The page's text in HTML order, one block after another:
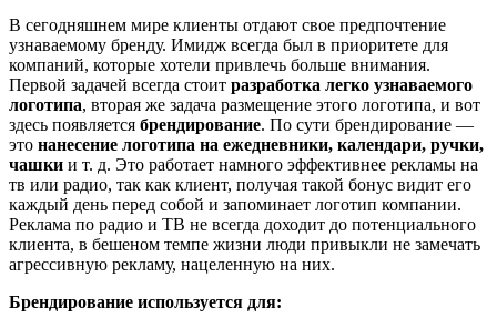
В сегодняшнем мире клиенты отдают свое предпочтение
узнаваемому бренду. Имидж всегда был в приоритете для
компаний, которые хотели привлечь больше внимания.
Первой задачей всегда стоит разработка легко узнаваемого
логотипа, вторая же задача размещение этого логотипа, и вот
здесь появляется брендирование. По сути брендирование —
это нанесение логотипа на ежедневники, календари, ручки,
чашки и т. д. Это работает намного эффективнее рекламы на
тв или радио, так как клиент, получая такой бонус видит его
каждый день перед собой и запоминает логотип компании.
Реклама по радио и ТВ не всегда доходит до потенциального
клиента, в бешеном темпе жизни люди привыкли не замечать
агрессивную рекламу, нацеленную на них.
Брендирование используется для: